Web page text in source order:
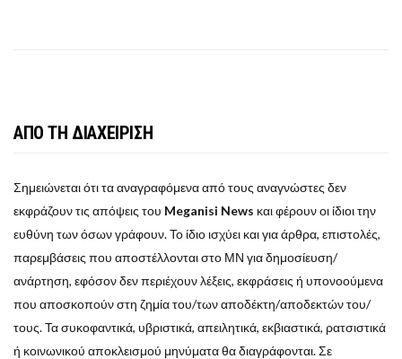
ΑΠΟ ΤΗ ΔΙΑΧΕΙΡΙΣΗ
Σημειώνεται ότι τα αναγραφόμενα από τους αναγνώστες δεν
εκφράζουν τις απόψεις του Meganisi News και φέρουν οι ίδιοι την
ευθύνη των όσων γράφουν. Το ίδιο ισχύει και για άρθρα, επιστολές,
παρεμβάσεις που αποστέλλονται στο ΜΝ για δημοσίευση/
ανάρτηση, εφόσον δεν περιέχουν λέξεις, εκφράσεις ή υπονοούμενα
που αποσκοπούν στη ζημία του/των αποδέκτη/αποδεκτών του/
τους. Τα συκοφαντικά, υβριστικά, απειλητικά, εκβιαστικά, ρατσιστικά
ή κοινωνικού αποκλεισμού μηνύματα θα διαγράφονται. Σε